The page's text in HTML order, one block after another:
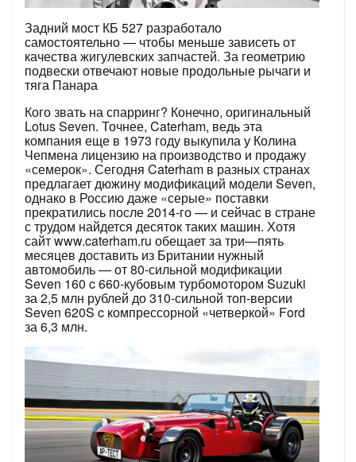
Задний мост КБ 527 разработало
самостоятельно — чтобы меньше зависеть от
качества жигулевских запчастей. За геометрию
подвески отвечают новые продольные рычаги и
тяга Панара
Кого звать на спарринг? Конечно, оригинальный
Lotus Seven. Точнее, Caterham, ведь эта
компания еще в 1973 году выкупила у Колина
Чепмена лицензию на производство и продажу
«семерок». Сегодня Caterham в разных странах
предлагает дюжину модификаций модели Seven,
однако в Россию даже «серые» поставки
прекратились после ­2014-го — и сейчас в стране
с трудом найдется десяток таких машин. Хотя
сайт ­www.­caterham.ru обещает за три—пять
месяцев доставить из Британии нужный
автомобиль — от 80-сильной модификации
Seven 160 c 660-кубовым турбомотором Suzuki
за 2,5 млн рублей до 310-сильной топ-версии
Seven 620S c компрессорной «четверкой» Ford
за 6,3 млн.